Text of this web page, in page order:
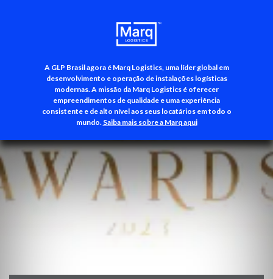
A GLP Brasil agora é Marq Logistics, uma líder global em
desenvolvimento e operação de instalações logísticas
modernas. A missão da Marq Logistics é oferecer
empreendimentos de qualidade e uma experiência
consistente e de alto nível aos seus locatários em todo o
mundo. Saiba mais sobre a Marq aqui
+55 (11) 3500-3700